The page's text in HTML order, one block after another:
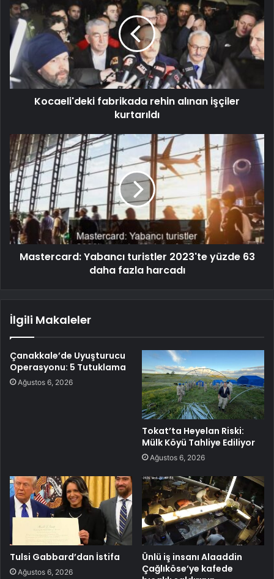
Kocaeli'deki fabrikada rehin alınan işçiler
kurtarıldı
Mastercard: Yabancı turistler 2023'te yüzde 63
daha fazla harcadı
İlgili Makaleler
Çanakkale’de Uyuşturucu
Operasyonu: 5 Tutuklama
Ağustos 6, 2026
Tokat’ta Heyelan Riski:
Mülk Köyü Tahliye Ediliyor
Ağustos 6, 2026
Tulsi Gabbard’dan İstifa
Ağustos 6, 2026
Ünlü iş insanı Alaaddin
Çağlıköse’ye kafede